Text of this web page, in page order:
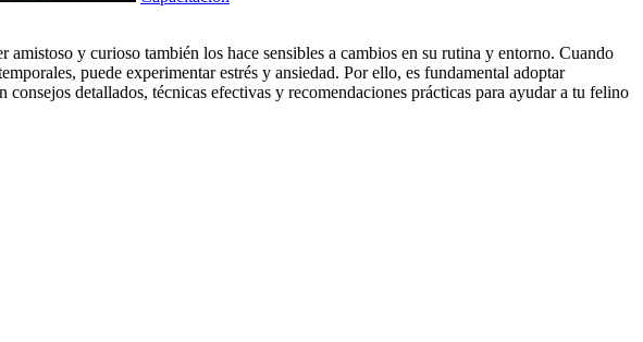
y curioso también los hace sensibles a cambios en su rutina y entorno. Cuando
puede experimentar estrés y ansiedad. Por ello, es fundamental adoptar
detallados, técnicas efectivas y recomendaciones prácticas para ayudar a tu felino